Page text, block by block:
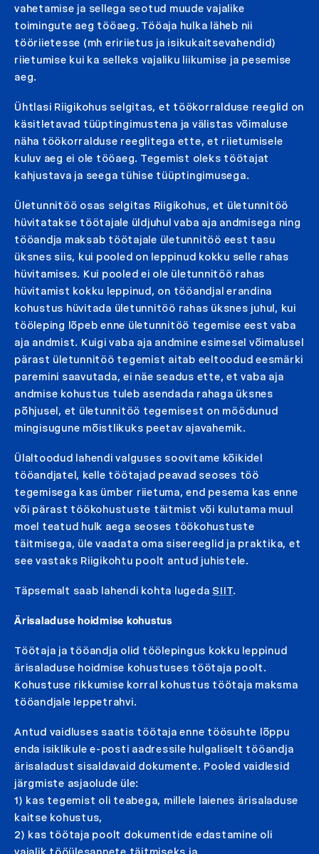
vahetamise ja sellega seotud muude vajalike
toimingute aeg tööaeg. Tööaja hulka läheb nii
tööriietesse (mh eririietus ja isikukaitsevahendid)
riietumise kui ka selleks vajaliku liikumise ja pesemise
aeg.
Ühtlasi Riigikohus selgitas, et töökorralduse reeglid on
käsitletavad tüüptingimustena ja välistas võimaluse
näha töökorralduse reeglitega ette, et riietumisele
kuluv aeg ei ole tööaeg. Tegemist oleks töötajat
kahjustava ja seega tühise tüüptingimusega.
Ületunnitöö osas selgitas Riigikohus, et ületunnitöö
hüvitatakse töötajale üldjuhul vaba aja andmisega ning
tööandja maksab töötajale ületunnitöö eest tasu
üksnes siis, kui pooled on leppinud kokku selle rahas
hüvitamises. Kui pooled ei ole ületunnitöö rahas
hüvitamist kokku leppinud, on tööandjal erandina
kohustus hüvitada ületunnitöö rahas üksnes juhul, kui
tööleping lõpeb enne ületunnitöö tegemise eest vaba
aja andmist. Kuigi vaba aja andmine esimesel võimalusel
pärast ületunnitöö tegemist aitab eeltoodud eesmärki
paremini saavutada, ei näe seadus ette, et vaba aja
andmise kohustus tuleb asendada rahaga üksnes
põhjusel, et ületunnitöö tegemisest on möödunud
mingisugune mõistlikuks peetav ajavahemik.
Ülaltoodud lahendi valguses soovitame kõikidel
tööandjatel, kelle töötajad peavad seoses töö
tegemisega kas ümber riietuma, end pesema kas enne
või pärast töökohustuste täitmist või kulutama muul
moel teatud hulk aega seoses töökohustuste
täitmisega, üle vaadata oma sisereeglid ja praktika, et
see vastaks Riigikohtu poolt antud juhistele.
Täpsemalt saab lahendi kohta lugeda SIIT.
Ärisaladuse hoidmise kohustus
Töötaja ja tööandja olid töölepingus kokku leppinud
ärisaladuse hoidmise kohustuses töötaja poolt.
Kohustuse rikkumise korral kohustus töötaja maksma
tööandjale leppetrahvi.
Antud vaidluses saatis töötaja enne töösuhte lõppu
enda isiklikule e-posti aadressile hulgaliselt tööandja
ärisaladust sisaldavaid dokumente. Pooled vaidlesid
järgmiste asjaolude üle:
1) kas tegemist oli teabega, millele laienes ärisaladuse
kaitse kohustus,
2) kas töötaja poolt dokumentide edastamine oli